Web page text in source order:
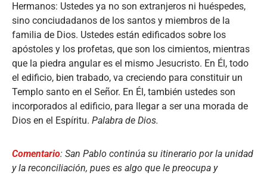
Hermanos: Ustedes ya no son extranjeros ni huéspedes,
sino conciudadanos de los santos y miembros de la
familia de Dios. Ustedes están edificados sobre los
apóstoles y los profetas, que son los cimientos, mientras
que la piedra angular es el mismo Jesucristo. En Él, todo
el edificio, bien trabado, va creciendo para constituir un
Templo santo en el Señor. En Él, también ustedes son
incorporados al edificio, para llegar a ser una morada de
Dios en el Espíritu. Palabra de Dios.
Comentario: San Pablo continúa su itinerario por la unidad
y la reconciliación, pues es algo que le preocupa y